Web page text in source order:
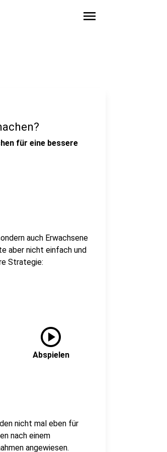
menu
für eine bessere
auch Erwachsene
aber nicht einfach und
Strategie:
play_circle
Abspielen
nicht mal eben für
nach einem
angewiesen.